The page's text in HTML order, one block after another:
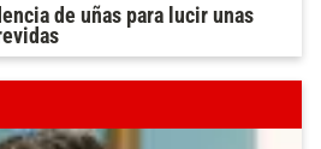
de uñas para lucir unas